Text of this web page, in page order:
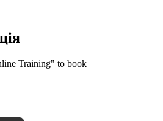
Training" to book